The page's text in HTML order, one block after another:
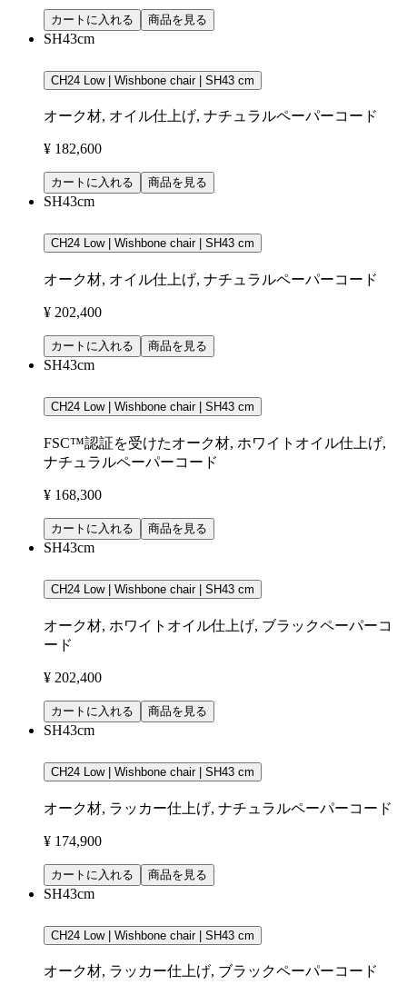
カートに入れる 商品を見る
SH43cm
CH24 Low | Wishbone chair | SH43 cm
オーク材, オイル仕上げ, ナチュラルペーパーコード
¥ 182,600
カートに入れる 商品を見る
SH43cm
CH24 Low | Wishbone chair | SH43 cm
オーク材, オイル仕上げ, ナチュラルペーパーコード
¥ 202,400
カートに入れる 商品を見る
SH43cm
CH24 Low | Wishbone chair | SH43 cm
FSC™認証を受けたオーク材, ホワイトオイル仕上げ,
ナチュラルペーパーコード
¥ 168,300
カートに入れる 商品を見る
SH43cm
CH24 Low | Wishbone chair | SH43 cm
オーク材, ホワイトオイル仕上げ, ブラックペーパーコ
ード
¥ 202,400
カートに入れる 商品を見る
SH43cm
CH24 Low | Wishbone chair | SH43 cm
オーク材, ラッカー仕上げ, ナチュラルペーパーコード
¥ 174,900
カートに入れる 商品を見る
SH43cm
CH24 Low | Wishbone chair | SH43 cm
オーク材, ラッカー仕上げ, ブラックペーパーコード